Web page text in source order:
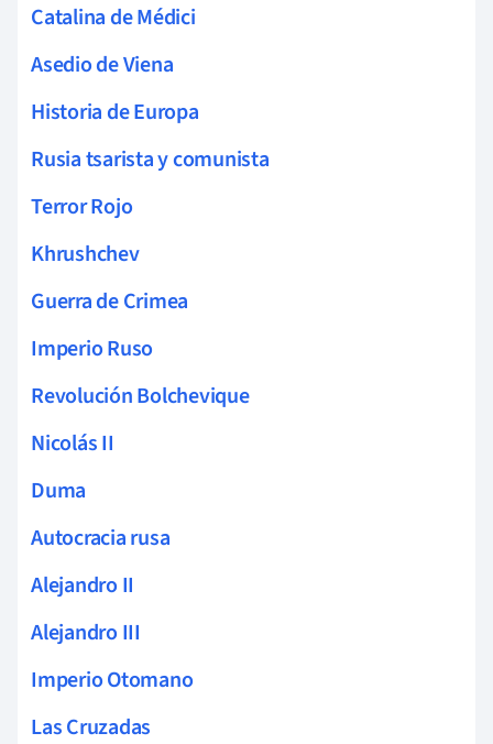
Catalina de Médici
Asedio de Viena
Historia de Europa
Rusia tsarista y comunista
Terror Rojo
Khrushchev
Guerra de Crimea
Imperio Ruso
Revolución Bolchevique
Nicolás II
Duma
Autocracia rusa
Alejandro II
Alejandro III
Imperio Otomano
Las Cruzadas